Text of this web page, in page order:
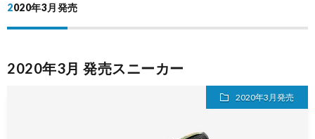
2020年3月発売
2020年3月 発売スニーカー
2020年3月発売